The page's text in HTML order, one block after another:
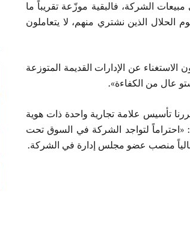
وإذ تمثل لحوم الدجاج 40% من إجمالي مبيعات الشركة، فالبقية موزّعة تقريباً ما
«منتجي اللحوم الحلال الذين نشتري منهم، لا يتعاملون
عن الإدارات القديمة المتوزعة
عال من الكفاءة».
تأسيس علامة تجارية واحدة ذات هوية
الاسم صرح “كايفر”: «احتراماً لتواجد الشركة في السوق تحت